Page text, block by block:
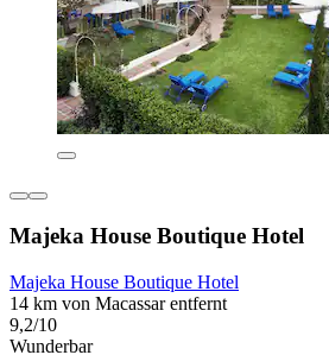
Majeka House Boutique Hotel
Majeka House Boutique Hotel
14 km von Macassar entfernt
9,2/10
Wunderbar